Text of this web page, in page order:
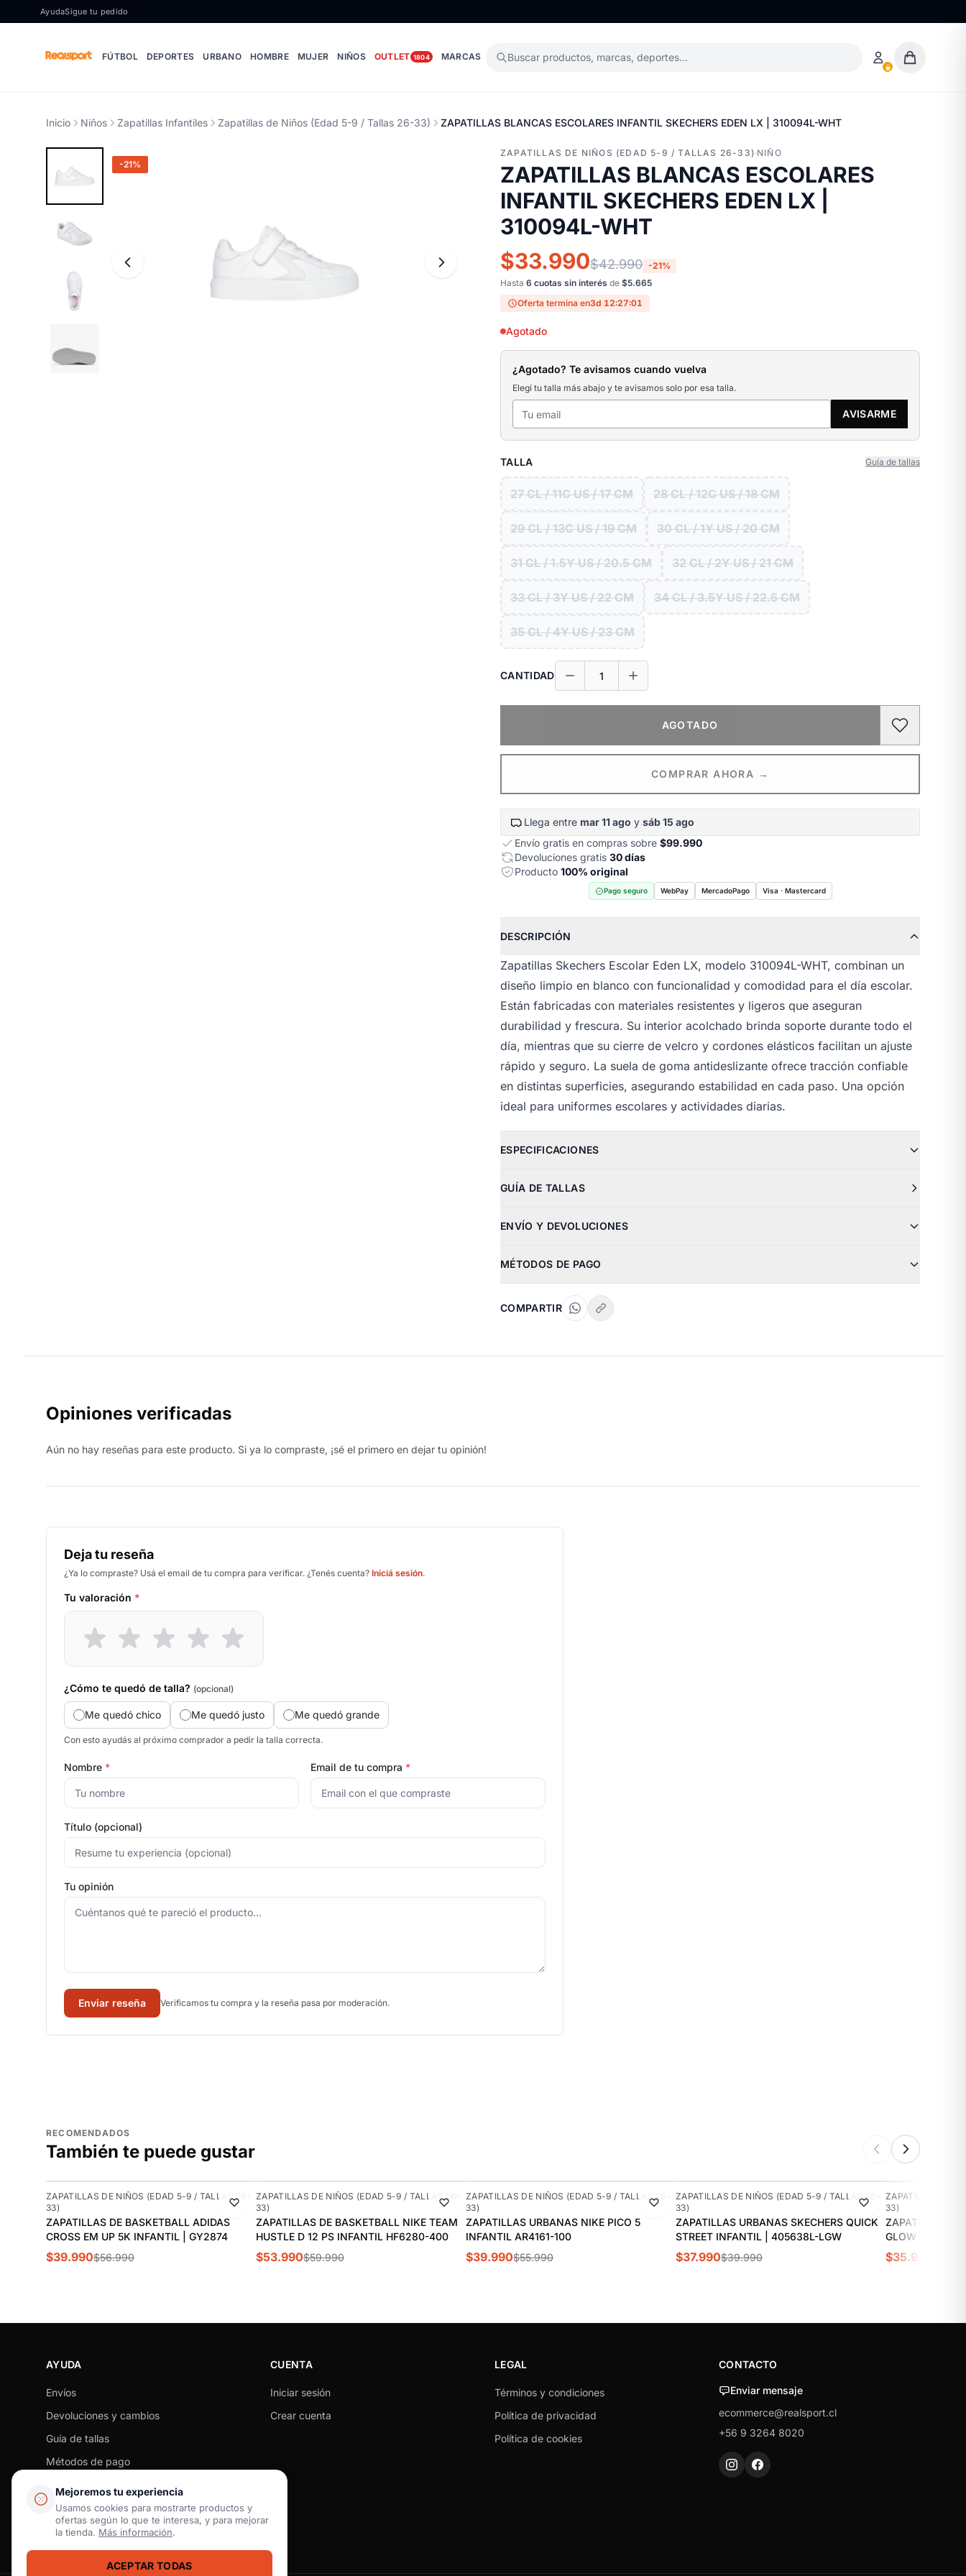
Ir al contenido
Mejoremos tu experiencia
Usamos cookies para mostrarte productos y
ofertas según lo que te interesa, y para mejorar
la tienda. Más información.
ACEPTAR TODAS
AyudaSigue tu pedido
FÚTBOL DEPORTES URBANO HOMBRE MUJER NIÑOS OUTLET 1804 MARCAS Buscar productos, marcas, deportes…
Inicio Niños Zapatillas Infantiles Zapatillas de Niños (Edad 5-9 / Tallas 26-33) ZAPATILLAS BLANCAS ESCOLARES INFANTIL SKECHERS EDEN LX | 310094L-WHT
-21%
ZAPATILLAS DE NIÑOS (EDAD 5-9 / TALLAS 26-33)·NIÑO
ZAPATILLAS BLANCAS ESCOLARES
INFANTIL SKECHERS EDEN LX |
310094L-WHT
$33.990$42.990 -21%
Hasta 6 cuotas sin interés de $5.665
Oferta termina en3d 12:27:00
Agotado
¿Agotado? Te avisamos cuando vuelva
Elegí tu talla más abajo y te avisamos solo por esa talla.
AVISARME
TALLA Guía de tallas
27 CL / 11C US / 17 CM 28 CL / 12C US / 18 CM
29 CL / 13C US / 19 CM 30 CL / 1Y US / 20 CM
31 CL / 1.5Y US / 20.5 CM 32 CL / 2Y US / 21 CM
33 CL / 3Y US / 22 CM 34 CL / 3.5Y US / 22.5 CM
35 CL / 4Y US / 23 CM
CANTIDAD
AGOTADO
COMPRAR AHORA →
Llega entre mar 11 ago y sáb 15 ago
Envío gratis en compras sobre $99.990
Devoluciones gratis 30 días
Producto 100% original
Pago seguro WebPay MercadoPago Visa · Mastercard
DESCRIPCIÓN
Zapatillas Skechers Escolar Eden LX, modelo 310094L-WHT, combinan un
diseño limpio en blanco con funcionalidad y comodidad para el día escolar.
Están fabricadas con materiales resistentes y ligeros que aseguran
durabilidad y frescura. Su interior acolchado brinda soporte durante todo el
día, mientras que su cierre de velcro y cordones elásticos facilitan un ajuste
rápido y seguro. La suela de goma antideslizante ofrece tracción confiable
en distintas superficies, asegurando estabilidad en cada paso. Una opción
ideal para uniformes escolares y actividades diarias.
ESPECIFICACIONES
GUÍA DE TALLAS
ENVÍO Y DEVOLUCIONES
MÉTODOS DE PAGO
COMPARTIR
Opiniones verificadas
Aún no hay reseñas para este producto. Si ya lo compraste, ¡sé el primero en dejar tu opinión!
Deja tu reseña
¿Ya lo compraste? Usá el email de tu compra para verificar. ¿Tenés cuenta? Iniciá sesión.
Tu valoración *
¿Cómo te quedó de talla? (opcional)
Me quedó chico Me quedó justo Me quedó grande
Con esto ayudás al próximo comprador a pedir la talla correcta.
Nombre * Email de tu compra *
Título (opcional)
Tu opinión
Enviar reseña Verificamos tu compra y la reseña pasa por moderación.
RECOMENDADOS
También te puede gustar
-30%
ZAPATILLAS DE NIÑOS (EDAD 5-9 / TALLAS 26-
33)
ZAPATILLAS DE BASKETBALL ADIDAS
CROSS EM UP 5K INFANTIL | GY2874
$39.990$56.990
-10%
ZAPATILLAS DE NIÑOS (EDAD 5-9 / TALLAS 26-
33)
ZAPATILLAS DE BASKETBALL NIKE TEAM
HUSTLE D 12 PS INFANTIL HF6280-400
$53.990$59.990
-29%
ZAPATILLAS DE NIÑOS (EDAD 5-9 / TALLAS 26-
33)
ZAPATILLAS URBANAS NIKE PICO 5
INFANTIL AR4161-100
$39.990$55.990
-5%
ZAPATILLAS DE NIÑOS (EDAD 5-9 / TALLAS 26-
33)
ZAPATILLAS URBANAS SKECHERS QUICK
STREET INFANTIL | 405638L-LGW
$37.990$39.990
-10%
ZAPATILLAS DE
33)
ZAPATILLAS
GLOW ULTRA
$35.990
AYUDA
Envíos
Devoluciones y cambios
Guía de tallas
Métodos de pago
Preguntas frecuentes
Contacto
CUENTA
Iniciar sesión
Crear cuenta
LEGAL
Términos y condiciones
Política de privacidad
Política de cookies
CONTACTO
Enviar mensaje
ecommerce@realsport.cl
+56 9 3264 8020